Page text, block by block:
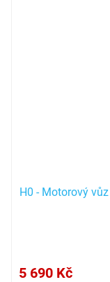
H0 - Motorový
5 690 Kč